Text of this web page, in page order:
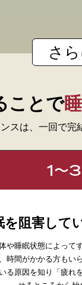
さ
ことで
スは、一回で完
1〜3
を阻害して
や睡眠状態によって
時間がかかる方もい
る原因を知り「疲れ